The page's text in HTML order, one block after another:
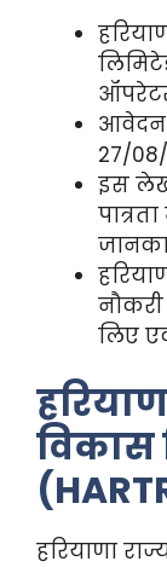
आवेदन
27/
इस लेख
लिए
विकास
हरियाणा